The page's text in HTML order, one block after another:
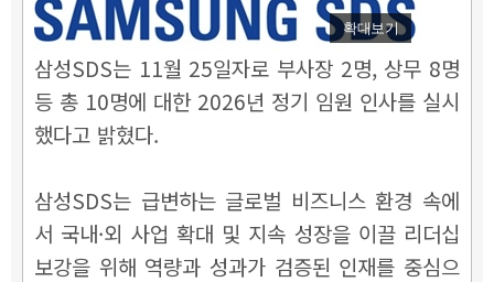
확대보기
삼성SDS는 11월 25일자로 부사장 2명, 상무 8명
등 총 10명에 대한 2026년 정기 임원 인사를 실시
했다고 밝혔다.
삼성SDS는 급변하는 글로벌 비즈니스 환경 속에
서 국내·외 사업 확대 및 지속 성장을 이끌 리더십
보강을 위해 역량과 성과가 검증된 인재를 중심으